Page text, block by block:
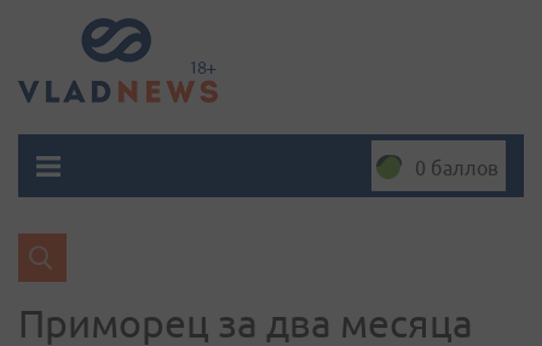
0 баллов
Приморец за два месяца